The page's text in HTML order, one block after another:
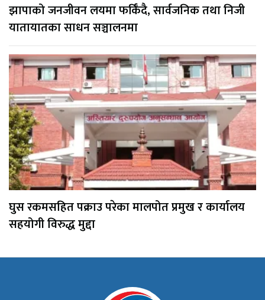
झापाको जनजीवन लयमा फर्किँदै, सार्वजनिक तथा निजी
यातायातका साधन सञ्चालनमा
घुस रकमसहित पक्राउ परेका मालपोत प्रमुख र कार्यालय
सहयोगी विरुद्ध मुद्दा